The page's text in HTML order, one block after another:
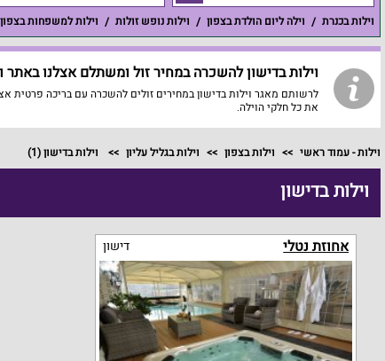
וילות בכנרת וילה ליום הולדת בצפון וילות נופש זולות וילות למשפחות בצפון
וילות בדישון להשכרה במחיר זול ומשתלם אצלנו באתר
לרשותם מאגר וילות בדישון במחירים זולים להשכרה עם בריכה פרטית
את כל חלקי הוילה.
וילות - עמוד ראשי וילות בצפון וילות בגליל עליון וילות בדישון(1)
וילות בדישון
אחוזת נטלי דישון